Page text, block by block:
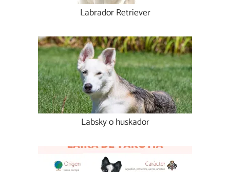
Labrador Retriever
Labsky o huskador